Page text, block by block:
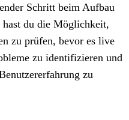
Schritt beim Aufbau
hast du die Möglichkeit,
zu prüfen, bevor es live
zu identifizieren und
zu